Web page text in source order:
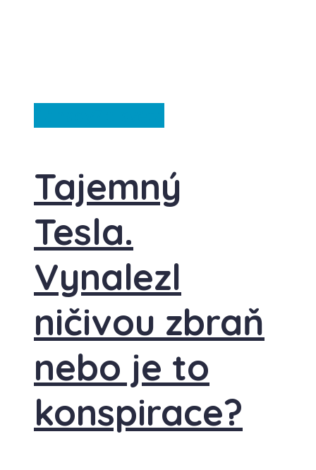
Tajemný
Tesla.
Vynalezl
ničivou zbraň
nebo je to
konspirace?